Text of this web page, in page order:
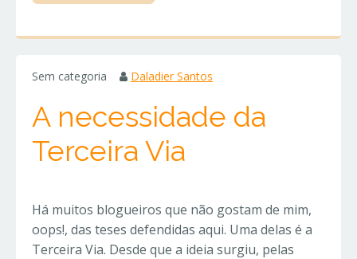
Sem categoria Daladier Santos
A necessidade da
Terceira Via
Há muitos blogueiros que não gostam de mim,
oops!, das teses defendidas aqui. Uma delas é a
Terceira Via. Desde que a ideia surgiu, pelas